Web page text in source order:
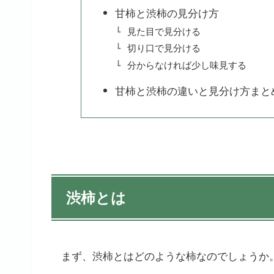
甘柿と渋柿の見分け方
見た目で見分ける
切り口で見分ける
分からなければ少し味見する
甘柿と渋柿の違いと見分け方まと
渋柿とは
まず、渋柿とはどのような柿なのでしょうか